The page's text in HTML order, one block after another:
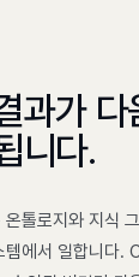
과가 다
니다.
온톨로지와 지식
템에서 일합니